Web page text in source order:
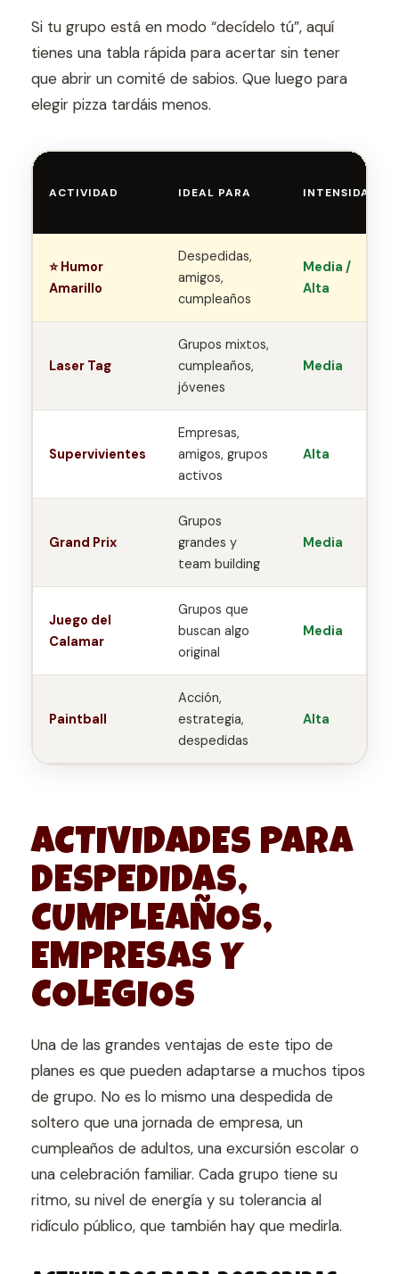
Si tu grupo está en modo “decídelo tú”, aquí
tienes una tabla rápida para acertar sin tener
que abrir un comité de sabios. Que luego para
elegir pizza tardáis menos.
ACTIVIDAD IDEAL PARA INTENSIDAD
⭐ Humor
Amarillo
Despedidas,
amigos,
cumpleaños
Media /
Alta
Laser Tag
Grupos mixtos,
cumpleaños,
jóvenes
Media
Supervivientes
Empresas,
amigos, grupos
activos
Alta
Grand Prix
Grupos
grandes y
team building
Media
Juego del
Calamar
Grupos que
buscan algo
original
Media
Paintball
Acción,
estrategia,
despedidas
Alta
ACTIVIDADES PARA
DESPEDIDAS,
CUMPLEAÑOS,
EMPRESAS Y
COLEGIOS
Una de las grandes ventajas de este tipo de
planes es que pueden adaptarse a muchos tipos
de grupo. No es lo mismo una despedida de
soltero que una jornada de empresa, un
cumpleaños de adultos, una excursión escolar o
una celebración familiar. Cada grupo tiene su
ritmo, su nivel de energía y su tolerancia al
ridículo público, que también hay que medirla.